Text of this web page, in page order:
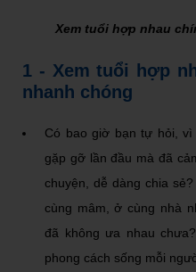
Xem tuổi hợp nhau
1 - Xem tuổi hợp
nhanh chóng
Có bao giờ bạn tự hỏi,
gặp gỡ lần đầu mà đã
chuyện, dễ dàng chia
cùng mâm, ở cùng nhà
đã không ưa nhau
phong cách sống mỗi